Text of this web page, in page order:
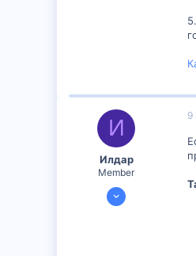
И
Илдар
Member
22 Янв 2025
9